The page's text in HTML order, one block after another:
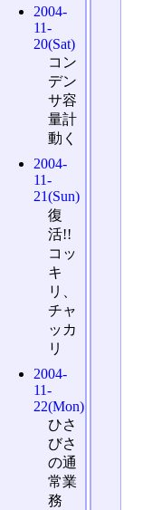
2004-
11-
20(Sat)
コン
デン
サ容
量計
動く
2004-
11-
21(Sun)
復
活!!
コッ
キ
リ、
チャ
ッカ
リ
2004-
11-
22(Mon)
ひさ
びさ
の通
常業
務